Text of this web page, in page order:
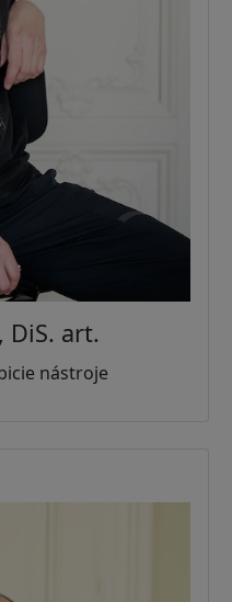
DiS. art.
nástroje